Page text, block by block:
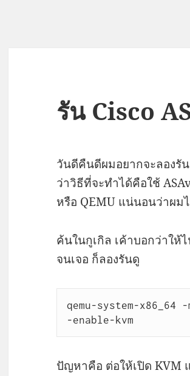
รัน Cisco
วันดีคืนดีผมอยากจะลองรั
ว่าวิธีที่จะทำได้คือใช้
หรือ QEMU แน่นอนว่าผม
ค้นในกูเกิล เค้าบอกว่าให้
จนเจอ ก็ลองรันดู
qemu-system-x86_64
-enable-kvm
ปัญหาคือ ต่อให้เปิด KVM